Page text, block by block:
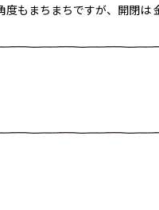
もまちまちですが、開閉は